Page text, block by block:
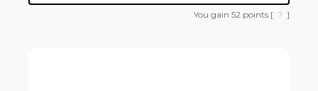
You gain 52 points [ ? ]